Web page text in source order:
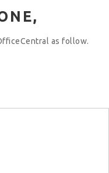
as follow.